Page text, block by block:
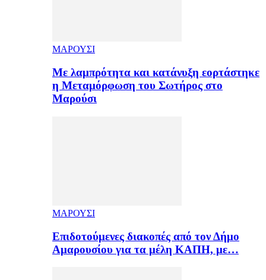
ΜΑΡΟΥΣΙ
Με λαμπρότητα και κατάνυξη εορτάστηκε
η Μεταμόρφωση του Σωτήρος στο
Μαρούσι
ΜΑΡΟΥΣΙ
Επιδοτούμενες διακοπές από τον Δήμο
Αμαρουσίου για τα μέλη ΚΑΠΗ, με…